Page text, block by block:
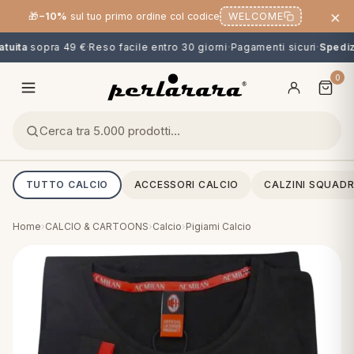
🎁−10% sul tuo primo ordine col codice WELCOME ×
sopra 49 €·Reso facile entro 30 giorni·Pagamenti sicuri·
0
TUTTO CALCIO ACCESSORI CALCIO CALZINI
& CUSCINI
CALCIO & CARTOONS
Home›CALCIO & CARTOONS›Calcio›Pigiami Calcio